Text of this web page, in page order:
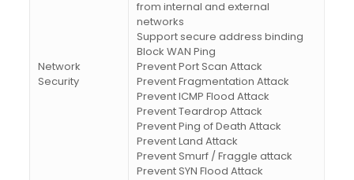
Network
Security
from internal and external
networks
Support secure address binding
Block WAN Ping
Prevent Port Scan Attack
Prevent Fragmentation Attack
Prevent ICMP Flood Attack
Prevent Teardrop Attack
Prevent Ping of Death Attack
Prevent Land Attack
Prevent Smurf / Fraggle attack
Prevent SYN Flood Attack